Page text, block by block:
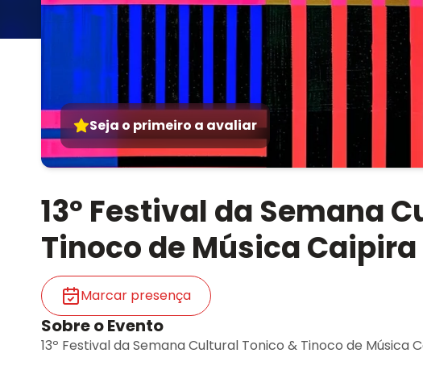
Seja o primeiro a avaliar
13º Festival da Semana
Tinoco de Música
Marcar presença
Sobre o Evento
13º Festival da Semana Cultural Tonico & Tinoco de Música